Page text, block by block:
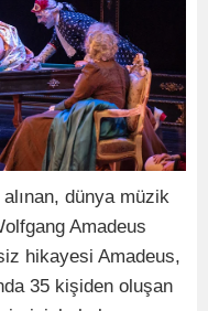
dünya müzik
Amadeus
hikayesi Amadeus,
35 kişiden oluşan